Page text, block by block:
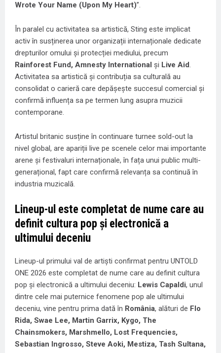
Wrote Your Name (Upon My Heart)”.
În paralel cu activitatea sa artistică, Sting este implicat
activ în susținerea unor organizații internaționale dedicate
drepturilor omului și protecției mediului, precum
Rainforest Fund, Amnesty International și Live Aid.
Activitatea sa artistică și contribuția sa culturală au
consolidat o carieră care depășește succesul comercial și
confirmă influența sa pe termen lung asupra muzicii
contemporane.
Artistul britanic susține în continuare turnee sold-out la
nivel global, are apariții live pe scenele celor mai importante
arene și festivaluri internaționale, în fața unui public multi-
generațional, fapt care confirmă relevanța sa continuă în
industria muzicală.
Lineup-ul este completat de nume care au
definit cultura pop și electronică a
ultimului deceniu
Lineup-ul primului val de artiști confirmat pentru UNTOLD
ONE 2026 este completat de nume care au definit cultura
pop și electronică a ultimului deceniu: Lewis Capaldi, unul
dintre cele mai puternice fenomene pop ale ultimului
deceniu, vine pentru prima dată în România, alături de Flo
Rida, Swae Lee, Martin Garrix, Kygo, The
Chainsmokers, Marshmello, Lost Frequencies,
Sebastian Ingrosso, Steve Aoki, Mestiza, Tash Sultana,